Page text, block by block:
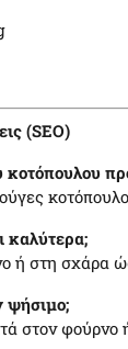
(SEO)
καλύτερα;
ή στη σχάρα
ψήσιμο;
στον φούρνο